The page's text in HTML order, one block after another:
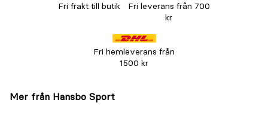
Fri frakt till butik
Fri leverans från 700
kr
Fri hemleverans från
1500 kr
Mer från Hansbo Sport